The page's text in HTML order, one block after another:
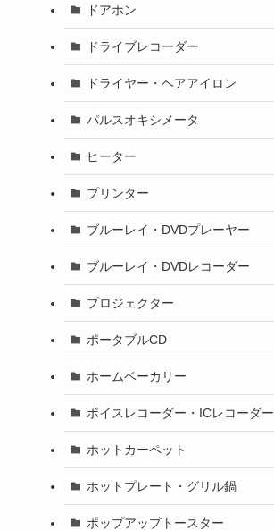
ドアホン
ドライブレコーダー
ドライヤー・ヘアアイロン
パルスオキシメータ
ヒーター
プリンター
ブルーレイ・DVDプレーヤー
ブルーレイ・DVDレコーダー
プロジェクター
ポータブルCD
ホームベーカリー
ボイスレコーダー・ICレコーダー
ホットカーペット
ホットプレート・グリル鍋
ポップアップトースター